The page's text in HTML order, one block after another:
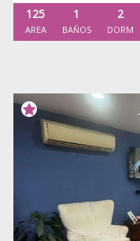
125
AREA
1
BAÑOS
2
DORM